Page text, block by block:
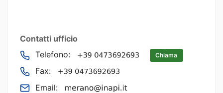
Contatti ufficio
Telefono:
Chiama
Fax:
Email: